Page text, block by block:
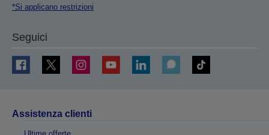
*Si applicano restrizioni
Seguici
Assistenza clienti